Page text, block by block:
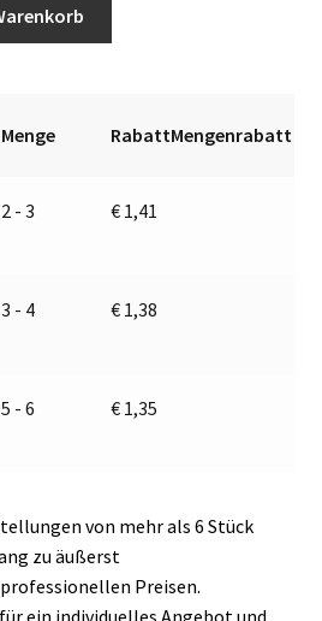
t
e
Menge RabattMengenrabatt
2 - 3 € 1,41
3 - 4 € 1,38
5 - 6 € 1,35
von mehr als 6 Stück
zu äußerst
Preisen.